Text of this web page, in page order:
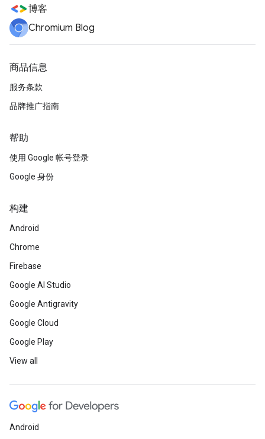
博客
Chromium Blog
商品信息
服务条款
品牌推广指南
帮助
使用 Google 帐号登录
Google 身份
构建
Android
Chrome
Firebase
Google AI Studio
Google Antigravity
Google Cloud
Google Play
View all
Android